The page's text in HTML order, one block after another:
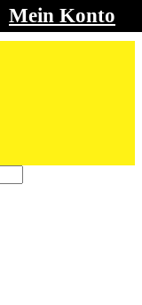
Mein Konto